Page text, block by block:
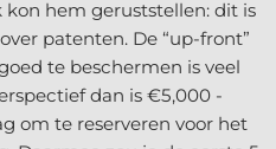
kon hem geruststellen: dit is
patenten. De “up-front”
te beschermen is veel
dan is €5,000 -
om te reserveren voor het